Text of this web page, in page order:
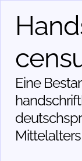
Eine
Mittelalters